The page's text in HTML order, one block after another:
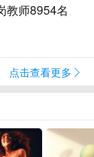
教师8954名
点击查看更多